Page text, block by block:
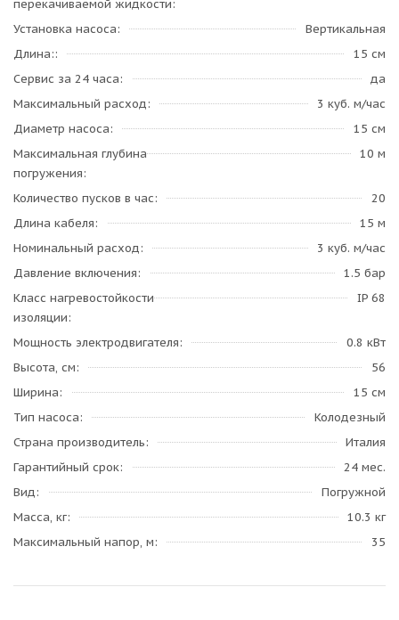
перекачиваемой жидкости
Установка насоса
Вертикальная
Длина:
15 см
Сервис за 24 часа
да
Максимальный расход
3 куб. м/час
Диаметр насоса
15 см
Максимальная глубина
погружения
10 м
Количество пусков в час
20
Длина кабеля
15 м
Номинальный расход
3 куб. м/час
Давление включения
1.5 бар
Класс нагревостойкости
изоляции
IP 68
Мощность электродвигателя
0.8 кВт
Высота, см
56
Ширина
15 см
Тип насоса
Колодезный
Страна производитель
Италия
Гарантийный срок
24 мес.
Вид
Погружной
Масса, кг
10.3 кг
Максимальный напор, м
35